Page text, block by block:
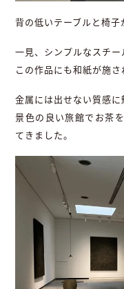
背の低いテーブルと椅子
一見、シンプルなスチー
この作品にも和紙が施さ
金属には出せない質感に
景色の良い旅館でお茶
てきました。